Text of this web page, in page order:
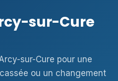
sur-Cure
sur-Cure pour une
ou un changement